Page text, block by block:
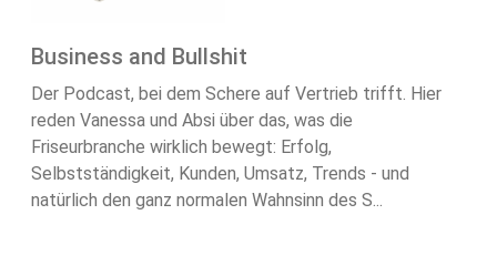
Business and Bullshit
Der Podcast, bei dem Schere auf Vertrieb trifft. Hier
reden Vanessa und Absi über das, was die
Friseurbranche wirklich bewegt: Erfolg,
Selbstständigkeit, Kunden, Umsatz, Trends - und
natürlich den ganz normalen Wahnsinn des S...